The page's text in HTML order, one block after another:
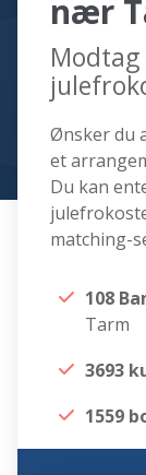
nær
Ønsker du
et
Du kan
matching-
108
Tarm
3693
1559